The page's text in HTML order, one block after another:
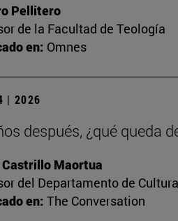
Pellitero
de la Facultad de Teología
en: Omnes
| 2026
después, ¿qué queda
Castrillo Maortua
del Departamento de
en: The Conversation